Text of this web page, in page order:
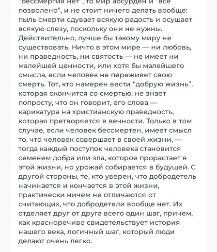
позволено”, и не стоит ничего делать вообще:
пыль смерти сдувает всякую радость и осушает
всякую слезу, поскольку они не нужны.
Действительно, лучше бы такому миру не
существовать. Ничто в этом мире — ни любовь,
ни праведность, ни святость — не имеет ни
малейшей ценности, или хотя бы малейшего
смысла, если человек не переживет свою
смерть. Тот, кто намерен вести “добрую жизнь”,
которая окончится со смертью, не знает
попросту, что он говорит, его слова —
карикатура на христианскую праведность,
которая претворяется в вечности. Только в том
случае, если человек бессмертен, имеет смысл
то, что человек совершает в своей жизни, —
тогда каждый поступок человека становится
семенем добра или зла, которое прорастает в
этой жизни, но урожай собирается в будущей. С
другой стороны, те, кто уверен, что добродетель
начинается и кончается в этой жизни,
практически ничем не отличаются от
считающих, что добродетели вообще нет. Их
отделяет друг от друга всего один шаг, причем,
как красноречиво свидетельствует история
нашего века, логичный шаг, который люди
делают очень легко.